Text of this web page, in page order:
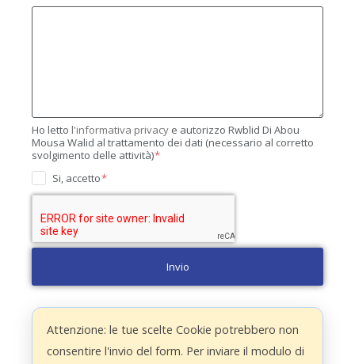
Ho letto l'informativa privacy e autorizzo Rwblid Di Abou
Mousa Walid al trattamento dei dati (necessario al corretto
svolgimento delle attività)
Si, accetto
Invio
Attenzione: le tue scelte Cookie potrebbero non
consentire l'invio del form. Per inviare il modulo di